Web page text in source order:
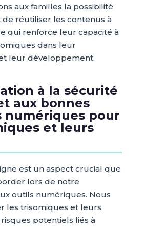
aux familles la possibilité
réutiliser les contenus à
qui renforce leur capacité à
dans leur
leur développement.
à la sécurité
aux bonnes
numériques pour
et leurs
est un aspect crucial que
lors de notre
outils numériques. Nous
les trisomiques et leurs
potentiels liés à